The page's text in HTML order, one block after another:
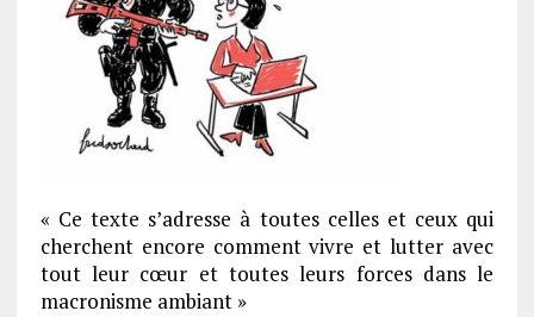
« Ce texte s’adresse à toutes celles et ceux qui
cherchent encore comment vivre et lutter avec
tout leur cœur et toutes leurs forces dans le
macronisme ambiant »